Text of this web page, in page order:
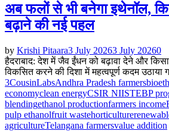
अब फलों से भी बनेगा इथेनॉल,
बढ़ाने की नई पहल
by Krishi Pitaara3 July 20263 July 20260
हैदराबाद: देश में जैव ईंधन को बढ़ावा देने और
विकसित करने की दिशा में महत्वपूर्ण कदम उठाया
3CousinLabsAndhra Pradesh farmers
economyclean energyCSIR NIISTEBP
blendingethanol productionfarmers income
pulp ethanolfruit wastehorticulture
agricultureTelangana farmersvalue addition